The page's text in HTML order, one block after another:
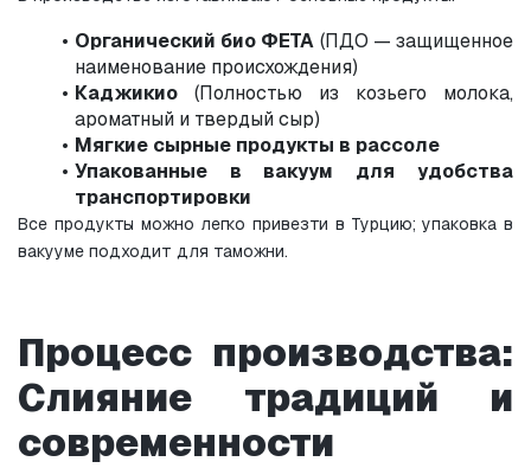
Органический био ФЕТА (ПДО — защищенное
наименование происхождения)
Каджикио (Полностью из козьего молока,
ароматный и твердый сыр)
Мягкие сырные продукты в рассоле
Упакованные в вакуум для удобства
транспортировки
Все продукты можно легко привезти в Турцию; упаковка в
вакууме подходит для таможни.
Процесс производства:
Слияние традиций и
современности